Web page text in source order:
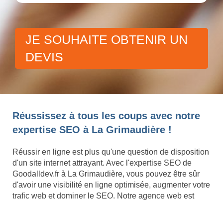
JE SOUHAITE OBTENIR UN
DEVIS
Réussissez à tous les coups avec notre
expertise SEO à La Grimaudière !
Réussir en ligne est plus qu'une question de disposition
d'un site internet attrayant. Avec l'expertise SEO de
Goodalldev.fr à La Grimaudière, vous pouvez être sûr
d'avoir une visibilité en ligne optimisée, augmenter votre
trafic web et dominer le SEO. Notre agence web est